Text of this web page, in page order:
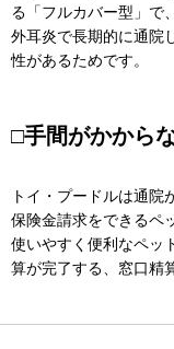
る「フルカバー型」で
外耳炎で長期的に通院
性があるためです。
□手間がかから
トイ・プードルは通院
保険金請求をできるペ
使いやすく便利なペッ
算が完了する、窓口精